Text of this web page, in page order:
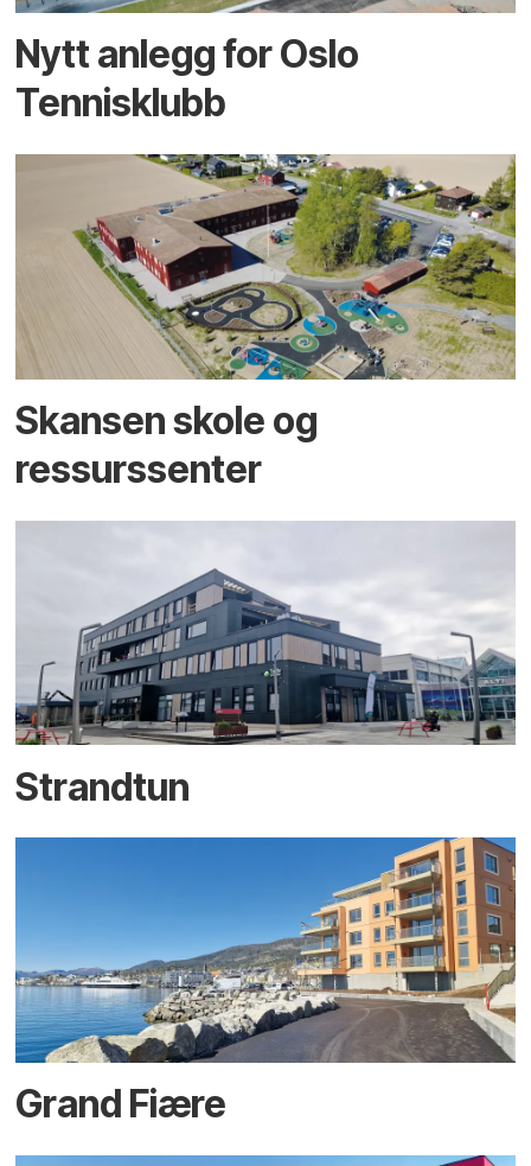
Nytt anlegg for Oslo
Tennisklubb
Skansen skole og
ressurssenter
Strandtun
Grand Fiære